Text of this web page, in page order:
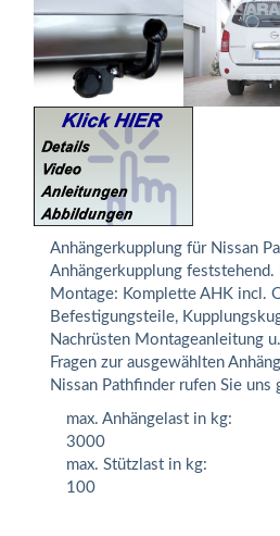
Anhängerkupplung für Nissan
Anhängerkupplung
Montage: Komplette AHK incl.
Befestigungsteile,
Nachrüsten Montageanleitung
Fragen zur ausgewählten
Nissan Pathfinder rufen Sie uns
max. Anhängelast in kg:
3000
max. Stützlast in kg:
100